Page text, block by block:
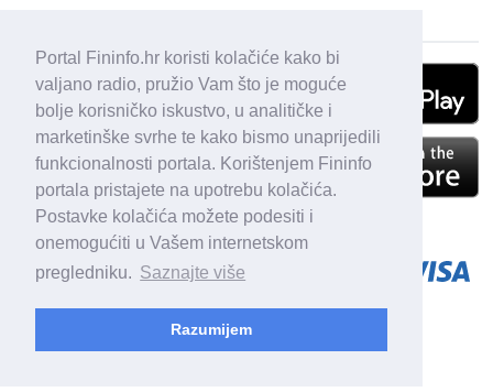
Portal Fininfo.hr koristi kolačiće kako bi
valjano radio, pružio Vam što je moguće
bolje korisničko iskustvo, u analitičke i
marketinške svrhe te kako bismo unaprijedili
funkcionalnosti portala. Korištenjem Fininfo
portala pristajete na upotrebu kolačića.
Postavke kolačića možete podesiti i
onemogućiti u Vašem internetskom
pregledniku. Saznajte više
Razumijem